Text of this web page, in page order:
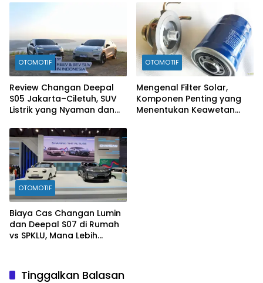
Motor
OTOMOTIF
Review Changan Deepal
S05 Jakarta–Ciletuh, SUV
Listrik yang Nyaman dan
OTOMOTIF
Mengenal Filter Solar,
Komponen Penting yang
Menentukan Keawetan
OTOMOTIF
Biaya Cas Changan Lumin
dan Deepal S07 di Rumah
vs SPKLU, Mana Lebih
Tinggalkan Balasan